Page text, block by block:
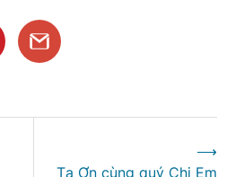
Tạ Ơn cùng quý Chị Em
⟶